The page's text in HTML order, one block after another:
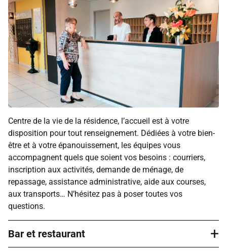
Centre de la vie de la résidence, l’accueil est à votre
disposition pour tout renseignement. Dédiées à votre bien-
être et à votre épanouissement, les équipes vous
accompagnent quels que soient vos besoins : courriers,
inscription aux activités, demande de ménage, de
repassage, assistance administrative, aide aux courses,
aux transports… N’hésitez pas à poser toutes vos
questions.
Bar et restaurant +